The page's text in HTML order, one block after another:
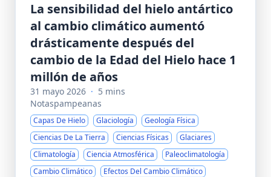
La sensibilidad del hielo antártico
al cambio climático aumentó
drásticamente después del
cambio de la Edad del Hielo hace 1
millón de años
31 mayo 2026 · 5 mins
Notaspampeanas
Capas De Hielo Glaciología
Geología Física
Ciencias De La Tierra
Ciencias Físicas
Glaciares
Climatología
Ciencia Atmosférica
Paleoclimatología
Cambio Climático
Efectos Del Cambio Climático